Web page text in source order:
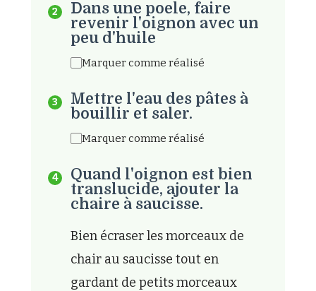
Dans une poele, faire
revenir l'oignon avec un
peu d'huile
Marquer comme réalisé
Mettre l'eau des pâtes à
bouillir et saler.
Marquer comme réalisé
Quand l'oignon est bien
translucide, ajouter la
chaire à saucisse.
Bien écraser les morceaux de
chair au saucisse tout en
gardant de petits morceaux